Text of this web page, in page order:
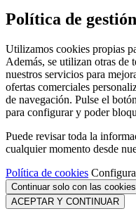
Política de
Utilizamos cookies propias
Además, se utilizan otras de
nuestros servicios para
ofertas comerciales
de navegación. Pulse el
para configurar y poder
Puede revisar toda la
cualquier momento desde
Política de cookies
Continuar solo con las
ACEPTAR Y CONTINUAR